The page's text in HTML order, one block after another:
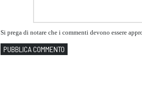
Si prega di notare che i commenti devono essere
PUBBLICA COMMENTO